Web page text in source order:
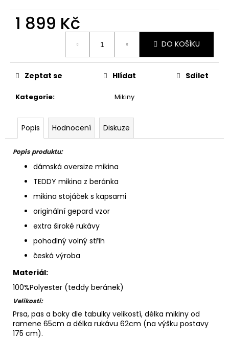
1 899 Kč
DO KOŠÍKU
Kategorie: Mikiny
Zeptat se Hlídat Sdílet
Popis Hodnocení Diskuze
Popis produktu:
dámská oversize mikina
TEDDY mikina z beránka
mikina stojáček s kapsami
originální gepard vzor
extra široké rukávy
pohodlný volný střih
česká výroba
Materiál:
100%Polyester (teddy beránek)
Velikosti:
Prsa, pas a boky dle tabulky velikostí, délka mikiny od
ramene 65cm a délka rukávu 62cm (na výšku postavy
175 cm).